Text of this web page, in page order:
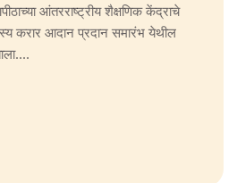
आंतरराष्ट्रीय शैक्षणिक केंद्राचे
करार आदान प्रदान समारंभ येथील